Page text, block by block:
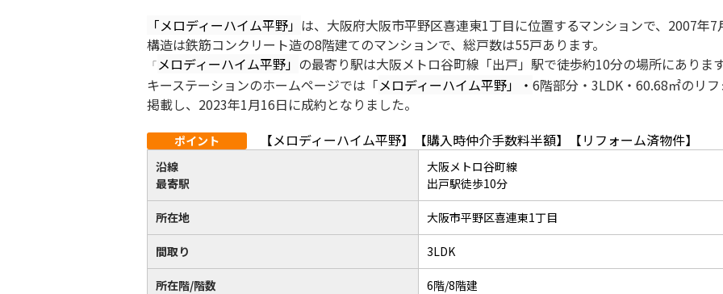
「メロディーハイム平野」 は、大阪府大阪市平野区喜連東1丁目に位置するマンションで、2007年7
構造は鉄筋コンクリート造の8階建てのマンションで、総戸数は55戸あります。
「 メロディーハイム平野」 の最寄り駅は大阪メトロ谷町線「出戸」駅で徒歩約10分の場所にあります
キーステーションのホームページでは「メロディーハイム平野」・ 6階部分・3LDK・60.68㎡のリ
掲載し、2023年1月16日に成約となりました。
ポイント 【メロディーハイム平野】【購入時仲介手数料半額】【リフォーム済物件】
沿線
最寄駅
大阪メトロ谷町線
出戸駅徒歩10分
所在地 大阪市平野区喜連東1丁目
間取り 3LDK
所在階/階数 6階/8階建